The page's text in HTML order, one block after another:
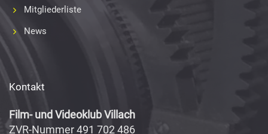
Mitgliederliste
News
Kontakt
Film- und Videoklub Villach
ZVR-Nummer 491 702 486